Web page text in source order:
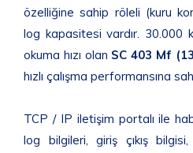
özelliğine sahip röleli (kuru
log kapasitesi vardır. 30.000
okuma hızı olan SC 403 Mf
hızlı çalışma performansına
TCP / IP iletişim portalı ile
log bilgileri, giriş çıkış